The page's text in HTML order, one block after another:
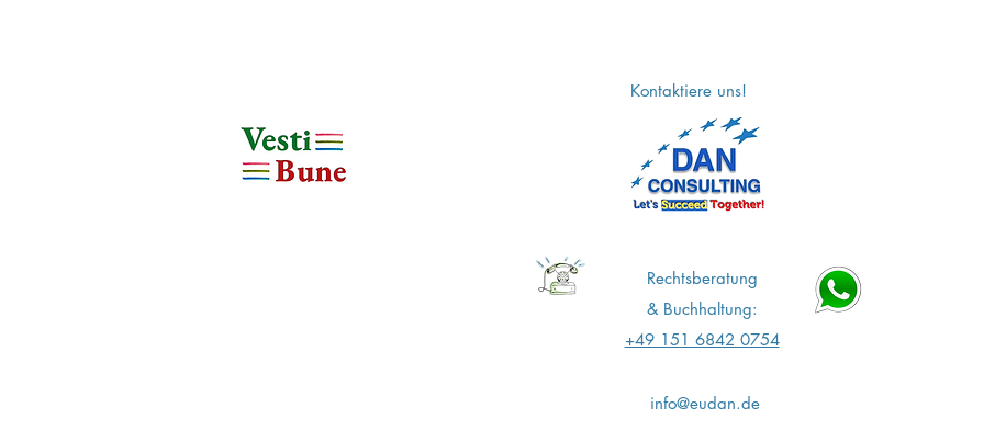
Kontaktiere uns!
Rechtsberatung
& Buchhaltung:
+49 151 6842 0754
info@eudan.de